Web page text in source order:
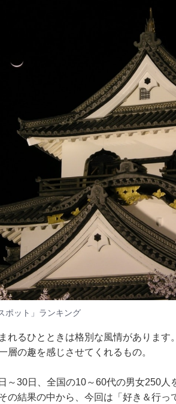
ポット」ランキング
れるひとときは格別な風情があります
層の趣を感じさせてくれるもの。
～30日、全国の10～60代の男女250人
の結果の中から、今回は「好き＆行っ